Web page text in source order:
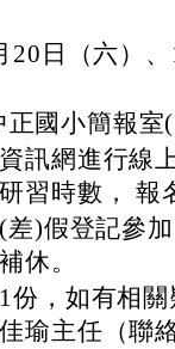
20日（六）
正國小簡報室
訊網進行線
習時數， 報
)假登記參
休。
份，如有相
瑜主任（聯